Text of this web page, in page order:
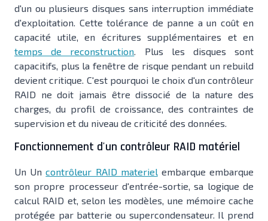
d'un ou plusieurs disques sans interruption immédiate
d'exploitation. Cette tolérance de panne a un coût en
capacité utile, en écritures supplémentaires et en
temps de reconstruction. Plus les disques sont
capacitifs, plus la fenêtre de risque pendant un rebuild
devient critique. C'est pourquoi le choix d'un contrôleur
RAID ne doit jamais être dissocié de la nature des
charges, du profil de croissance, des contraintes de
supervision et du niveau de criticité des données.
Fonctionnement d'un contrôleur RAID matériel
Un Uncontrôleur RAID materiel embarque embarque
son propre processeur d'entrée-sortie, sa logique de
calcul RAID et, selon les modèles, une mémoire cache
protégée par batterie ou supercondensateur. Il prend